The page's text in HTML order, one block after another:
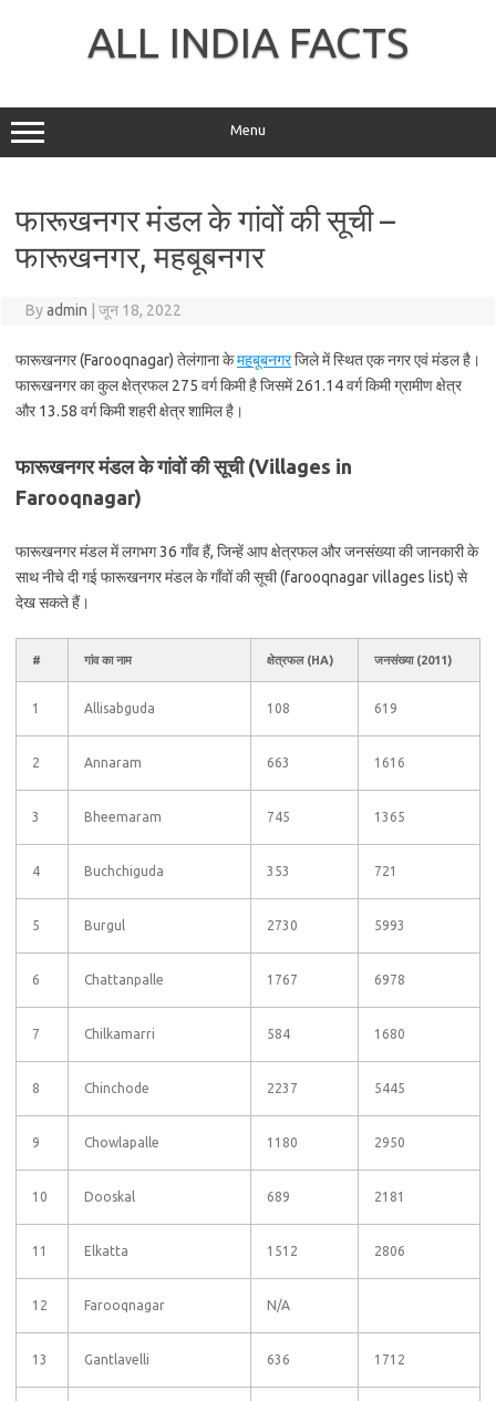
ALL INDIA FACTS
Menu
फारूखनगर मंडल के गांवों की सूची –
फारूखनगर, महबूबनगर
Byadmin जून 18, 2022
फारूखनगर (Farooqnagar) तेलंगाना केमहबूबनगरजिले में स्थित एक नगर एवं मंडल है।
फारूखनगर का कुल क्षेत्रफल 275 वर्ग किमी है जिसमें 261.14 वर्ग किमी ग्रामीण क्षेत्र
और 13.58 वर्ग किमी शहरी क्षेत्र शामिल है।
फारूखनगर मंडल के गांवों की सूची (Villages in
Farooqnagar)
फारूखनगर मंडल में लगभग 36 गाँव हैं, जिन्हें आप क्षेत्रफल और जनसंख्या की जानकारी के
साथ नीचे दी गई फारूखनगर मंडल के गाँवों की सूची (farooqnagar villages list) से
देख सकते हैं।
# गांव का नाम क्षेत्रफल (HA) जनसंख्या (2011)
1 Allisabguda 108 619
2 Annaram 663 1616
3 Bheemaram 745 1365
4 Buchchiguda 353 721
5 Burgul 2730 5993
6 Chattanpalle 1767 6978
7 Chilkamarri 584 1680
8 Chinchode 2237 5445
9 Chowlapalle 1180 2950
10 Dooskal 689 2181
11 Elkatta 1512 2806
12 Farooqnagar N/A
13 Gantlavelli 636 1712